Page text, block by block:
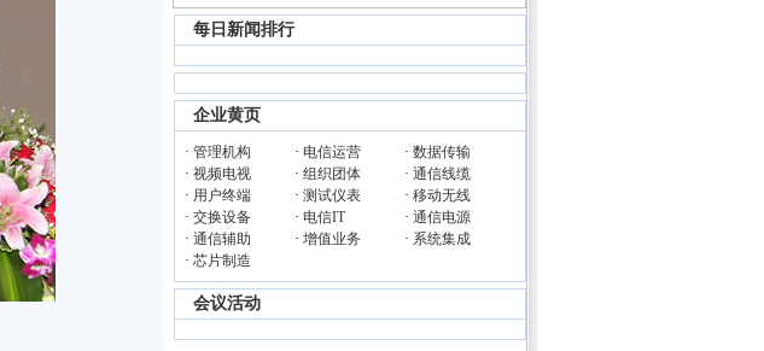
每日新闻排行
企业黄页
· 管理机构 · 电信运营 · 数据传输
· 视频电视 · 组织团体 · 通信线缆
· 用户终端 · 测试仪表 · 移动无线
· 交换设备 · 电信IT · 通信电源
· 通信辅助 · 增值业务 · 系统集成
· 芯片制造
会议活动